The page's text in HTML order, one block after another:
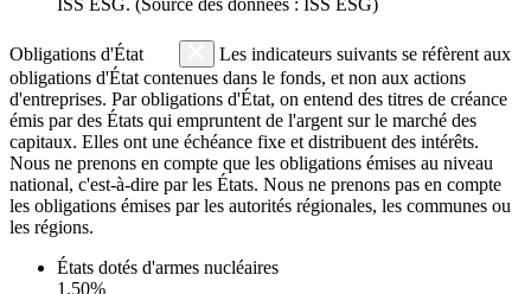
Obligations d'État
Les indicateurs suivants se réfèrent aux
obligations d'État contenues dans le fonds, et non aux actions
d'entreprises. Par obligations d'État, on entend des titres de créance
émis par des États qui empruntent de l'argent sur le marché des
capitaux. Elles ont une échéance fixe et distribuent des intérêts.
Nous ne prenons en compte que les obligations émises au niveau
national, c'est-à-dire par les États. Nous ne prenons pas en compte
les obligations émises par les autorités régionales, les communes ou
les régions.
États dotés d'armes nucléaires
1.50%